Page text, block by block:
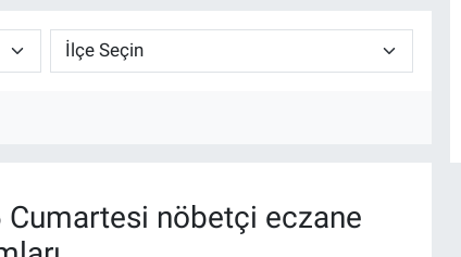
nöbetçi eczane